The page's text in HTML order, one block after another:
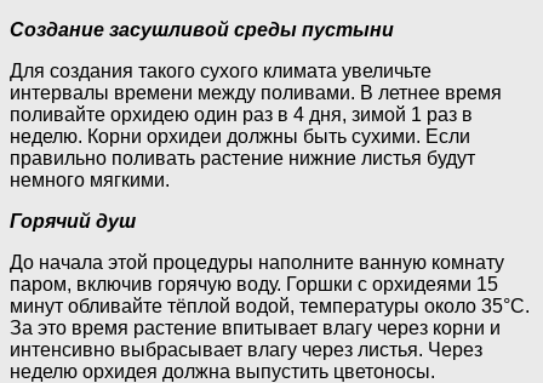
Создание засушливой среды пустыни
Для создания такого сухого климата увеличьте
интервалы времени между поливами. В летнее время
поливайте орхидею один раз в 4 дня, зимой 1 раз в
неделю. Корни орхидеи должны быть сухими. Если
правильно поливать растение нижние листья будут
немного мягкими.
Горячий душ
До начала этой процедуры наполните ванную комнату
паром, включив горячую воду. Горшки с орхидеями 15
минут обливайте тёплой водой, температуры около 35°C.
За это время растение впитывает влагу через корни и
интенсивно выбрасывает влагу через листья. Через
неделю орхидея должна выпустить цветоносы.